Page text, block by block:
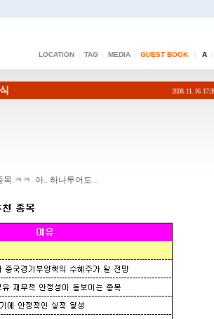
LOCATION TAG MEDIA GUEST BOOK A
2008. 11. 16.
목.ㅋㅋ 아.. 하나투어도...